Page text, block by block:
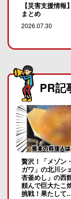
【災害支援情報
まとめ
2026.07.30
PR記
贅沢！「メゾン
ガワ」の北川シ
杏釜めし」の西
頼んで巨大たこ
挑戦！果たして